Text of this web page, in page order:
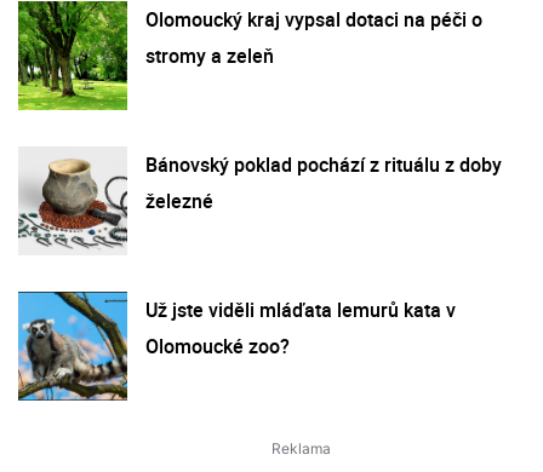
Olomoucký kraj vypsal dotaci na péči o
stromy a zeleň
Bánovský poklad pochází z rituálu z doby
železné
Už jste viděli mláďata lemurů kata v
Olomoucké zoo?